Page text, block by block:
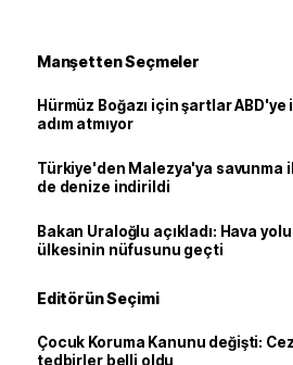
Manşetten Seçmeler
Hürmüz Boğazı için şartlar
adım atmıyor
Türkiye'den Malezya'ya savunma
de denize indirildi
Bakan Uraloğlu açıkladı: Hava yolu
ülkesinin nüfusunu geçti
Editörün Seçimi
Çocuk Koruma Kanunu değişti:
tedbirler belli oldu